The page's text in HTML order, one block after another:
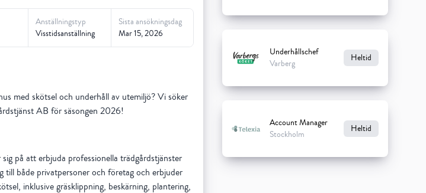
Visstidsanställning
Anställningstyp
Mar 15, 2026
Sista ansökningsdag
med skötsel och underhåll av utemiljö? Vi söker
AB för säsongen 2026!
på att erbjuda professionella trädgårdstjänster
till både privatpersoner och företag och erbjuder
inklusive gräsklippning, beskärning, plantering,
Underhållschef
Varberg
Heltid
Account Manager
Stockholm
Heltid